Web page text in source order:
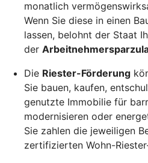
monatlich
Wenn Sie diese in einen
lassen, belohnt der Staat
der
Die Riester-Förderung
Sie bauen, kaufen,
genutzte Immobilie für
modernisieren oder
Sie zahlen die jeweiligen
zertifizierten Wohn-